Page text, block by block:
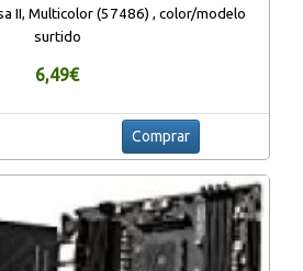
II, Multicolor (57486) , color/modelo
surtido
6,49€
Comprar